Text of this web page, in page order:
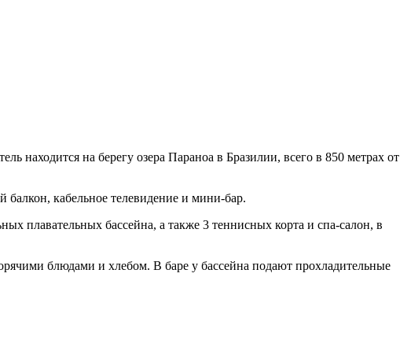
находится на берегу озера Параноа в Бразилии, всего в 850 метрах от
кабельное телевидение и мини-бар.
плавательных бассейна, а также 3 теннисных корта и спа-салон, в
блюдами и хлебом. В баре у бассейна подают прохладительные